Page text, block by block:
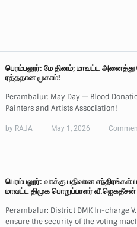
பெரம்பலூர்: மே தினம்; மாவட்ட
ரத்ததான முகாம்!
Perambalur: May Day — Blood
Painters and Artists Association!
by RAJA — May 1, 2026 —
பெரம்பலூர்: வாக்கு பதிவான எந்திரங்கள்
மாவட்ட திமுக பொறுப்பாளர் வீ.ஜெகதீசன்
Perambalur: District DMK In-charge
ensure the security of the voting